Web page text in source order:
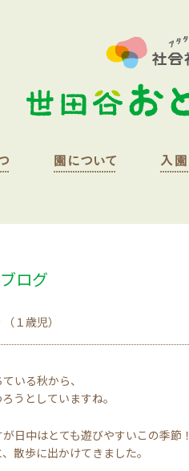
ブログ
１歳児）
いる秋から、
うとしていますね。
日中はとても遊びやすいこの季節！
散歩に出かけてきました。